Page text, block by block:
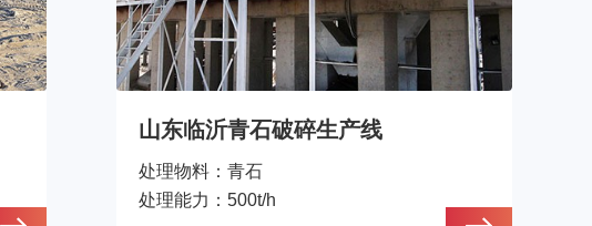
山东临沂青石破碎生产线
处理物料： 青石
处理能力： 500t/h